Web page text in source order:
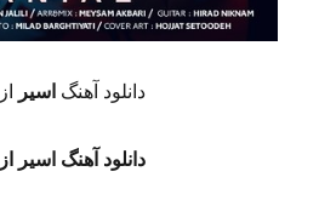
دانلود آهنگ اسیر از
دانلود آهنگ اسیر